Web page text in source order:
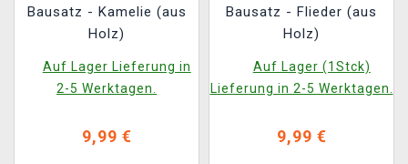
Bausatz - Kamelie (aus
Holz)
Auf Lager Lieferung in
2-5 Werktagen.
9,99 €
Bausatz - Flieder (aus
Holz)
Auf Lager (1Stck)
Lieferung in 2-5 Werktagen.
9,99 €